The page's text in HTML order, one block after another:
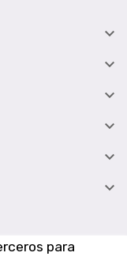
para





